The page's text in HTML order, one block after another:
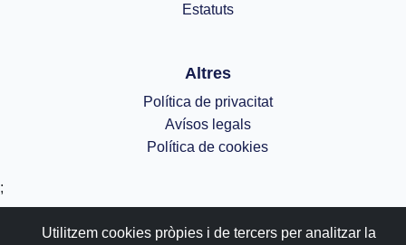
Estatuts
Altres
Política de privacitat
Avísos legals
Política de cookies
Utilitzem cookies pròpies i de tercers per analitzar la
;